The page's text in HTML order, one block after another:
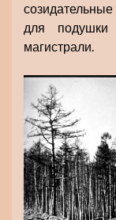
для
магистрали.